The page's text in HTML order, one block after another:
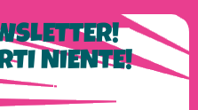
NIENTE!